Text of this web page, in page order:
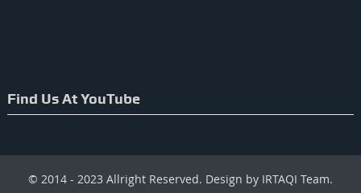
Find Us At YouTube
© 2014 - 2023 Allright Reserved. Design by IRTAQI Team.